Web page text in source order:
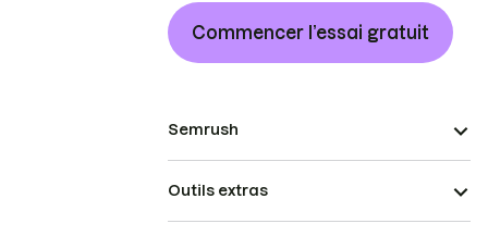
Commencer l’essai gratuit
Semrush
Outils extras